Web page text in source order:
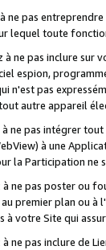
ne pas
lequel toute
à ne pas inclure sur
espion,
n'est pas
autre appareil
ne pas intégrer
à une
la Participation
à ne pas poster ou
premier plan ou à
à votre Site qui
ne pas inclure de